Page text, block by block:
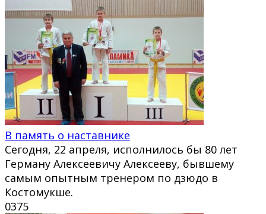
В память о наставнике
Сегодня, 22 апреля, исполнилось бы 80 лет
Герману Алексеевичу Алексееву, бывшему
самым опытным тренером по дзюдо в
Костомукше.
0375